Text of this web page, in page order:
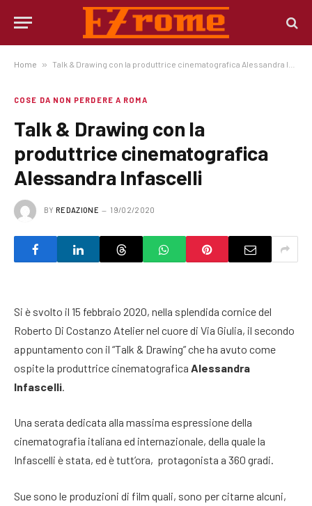
Home » Talk & Drawing con la produttrice cinematografica Alessandra Infascelli
COSE DA NON PERDERE A ROMA
Talk & Drawing con la
produttrice cinematografica
Alessandra Infascelli
BY REDAZIONE 19/02/2020
Si è svolto il 15 febbraio 2020, nella splendida cornice del
Roberto Di Costanzo Atelier nel cuore di Via Giulia, il secondo
appuntamento con il “Talk & Drawing” che ha avuto come
ospite la produttrice cinematografica Alessandra
Infascelli
Una serata dedicata alla massima espressione della
cinematografia italiana ed internazionale, della quale la
Infascelli è stata, ed è tutt’ora, protagonista a 360 gradi.
Sue sono le produzioni di film quali, sono per citarne alcuni,